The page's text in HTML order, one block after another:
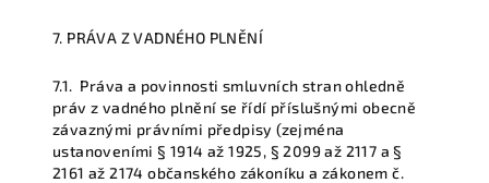
7. PRÁVA Z VADNÉHO PLNĚNÍ
7.1. Práva a povinnosti smluvních stran ohledně
práv z vadného plnění se řídí příslušnými obecně
závaznými právními předpisy (zejména
ustanoveními § 1914 až 1925, § 2099 až 2117 a §
2161 až 2174 občanského zákoníku a zákonem č.